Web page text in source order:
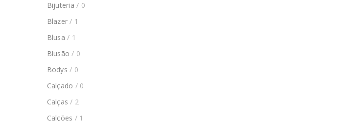
Bijuteria / 0
Blazer / 1
Blusa / 1
Blusão / 0
Bodys / 0
Calçado / 0
Calças / 2
Calções / 1